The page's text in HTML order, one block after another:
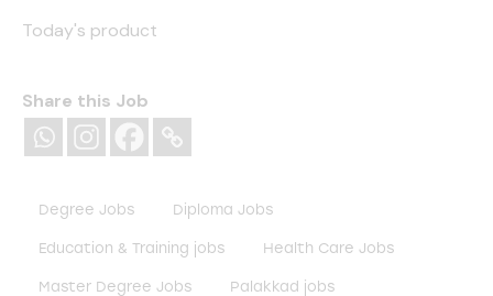
Today's product
Share this Job
Degree Jobs Diploma Jobs
Education & Training jobs Health Care Jobs
Master Degree Jobs Palakkad jobs